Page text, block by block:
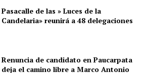
Pasacalle de las » Luces de la
Candelaria» reunirá a 48 delegaciones
Renuncia de candidato en Paucarpata
deja el camino libre a Marco Antonio